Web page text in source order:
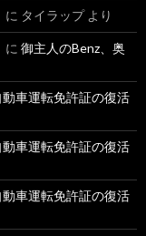
に タイラップより
に 御主人のBenz、奥
車運転免許証の復活
車運転免許証の復活
車運転免許証の復活